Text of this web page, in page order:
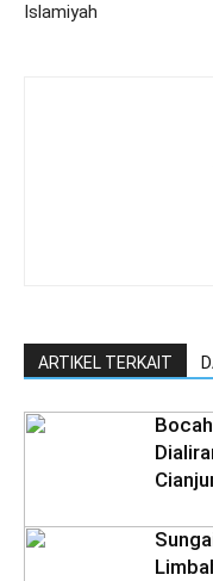
Islamiyah
ARTIKEL TERKAIT